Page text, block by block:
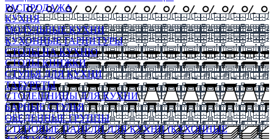
РАСПРОДАЖА
КУХНЯ
МОДУЛЬНЫЕ КУХНИ
КУХОННЫЕ ГАРНИТУРЫ
СТОЛЫ НА КУХНЮ
СТОЛЫ КНИЖКИ
СТУЛЬЯ ДЛЯ КУХНИ
ТАБУРЕТЫ
СТОЛЕШНИЦЫ ДЛЯ КУХНИ
БАРНЫЕ СТУЛЬЯ
ОБЕДЕННЫЕ ГРУППЫ
СТЕНОВЫЕ ПАНЕЛИ ДЛЯ КУХНИ (КУХОННЫЕ